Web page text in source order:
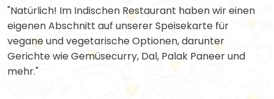
"Natürlich! Im Indischen Restaurant haben wir einen
eigenen Abschnitt auf unserer Speisekarte für
vegane und vegetarische Optionen, darunter
Gerichte wie Gemüsecurry, Dal, Palak Paneer und
mehr."